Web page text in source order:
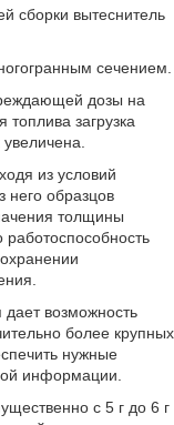
сборки вытеснитель
сечением.
дозы на
загрузка
из условий
него образцов
толщины
возможность
более крупных
нужные
информации.
с 5 г до 6 г